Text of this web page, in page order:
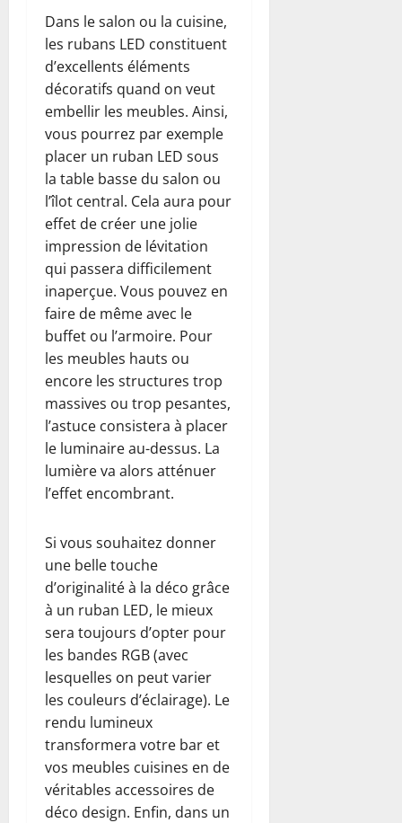
Dans le salon ou la cuisine,
les rubans LED constituent
d’excellents éléments
décoratifs quand on veut
embellir les meubles. Ainsi,
vous pourrez par exemple
placer un ruban LED sous
la table basse du salon ou
l’îlot central. Cela aura pour
effet de créer une jolie
impression de lévitation
qui passera difficilement
inaperçue. Vous pouvez en
faire de même avec le
buffet ou l’armoire. Pour
les meubles hauts ou
encore les structures trop
massives ou trop pesantes,
l’astuce consistera à placer
le luminaire au-dessus. La
lumière va alors atténuer
l’effet encombrant.
Si vous souhaitez donner
une belle touche
d’originalité à la déco grâce
à un ruban LED, le mieux
sera toujours d’opter pour
les bandes RGB (avec
lesquelles on peut varier
les couleurs d’éclairage). Le
rendu lumineux
transformera votre bar et
vos meubles cuisines en de
véritables accessoires de
déco design. Enfin, dans un